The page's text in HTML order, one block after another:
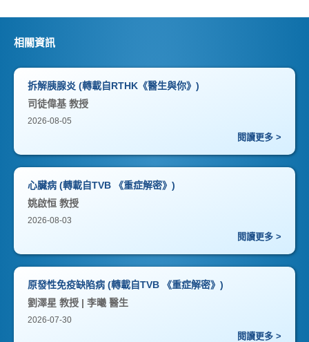
相關資訊
拆解胰腺炎 (轉載自RTHK《醫生與你》)
司徒偉基 教授
2026-08-05
閱讀更多 >
心臟病 (轉載自TVB 《重症解密》)
姚啟恒 教授
2026-08-03
閱讀更多 >
原發性免疫缺陷病 (轉載自TVB 《重症解密》)
劉澤星 教授 | 李曦 醫生
2026-07-30
閱讀更多 >